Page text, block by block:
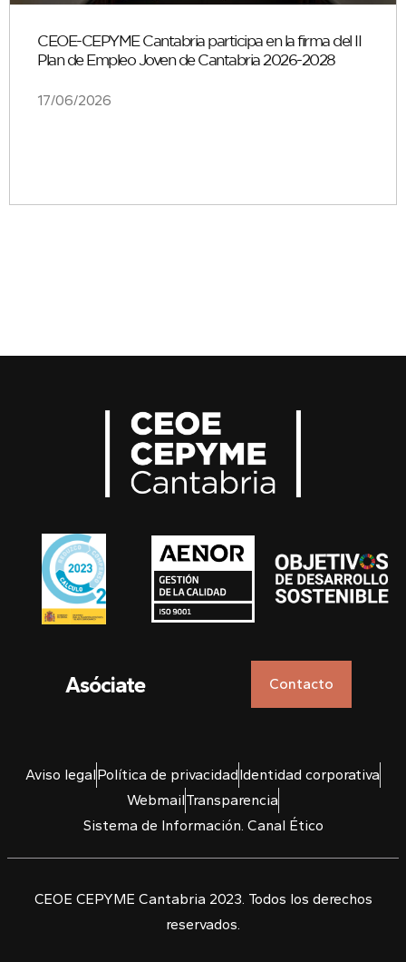
CEOE-CEPYME Cantabria participa en la firma del II
Plan de Empleo Joven de Cantabria 2026-2028
17/06/2026
Asóciate Contacto
Aviso legalPolítica de privacidadIdentidad corporativa
WebmailTransparencia
Sistema de Información. Canal Ético
CEOE CEPYME Cantabria 2023. Todos los derechos
reservados.